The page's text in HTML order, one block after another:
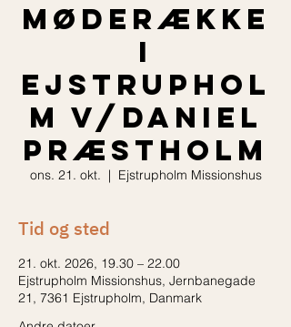
Møderække
i
Ejstruphol
m v/Daniel
Præstholm
ons. 21. okt.
  |
Ejstrupholm Missionshus
Tid og sted
21. okt. 2026, 19.30 – 22.00
Ejstrupholm Missionshus, Jernbanegade
21, 7361 Ejstrupholm, Danmark